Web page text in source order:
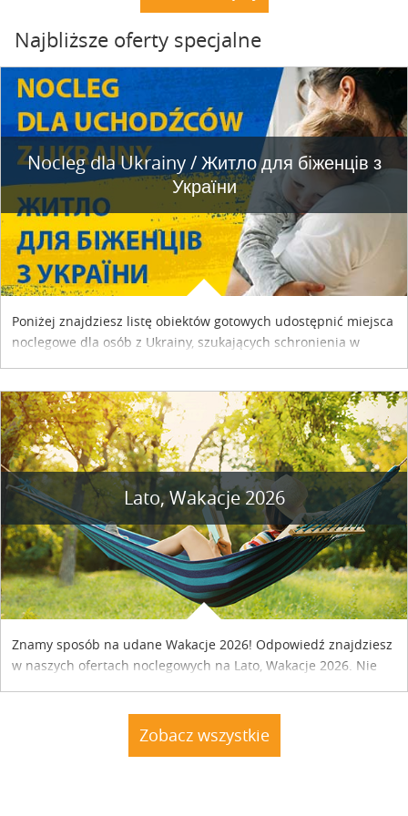
Najbliższe oferty specjalne
Nocleg dla Ukrainy / Житло для бiженцiв з
України
Poniżej znajdziesz listę obiektów gotowych udostępnić miejsca
noclegowe dla osób z Ukrainy, szukających schronienia w
Lato, Wakacje 2026
Znamy sposób na udane Wakacje 2026! Odpowiedź znajdziesz
w naszych ofertach noclegowych na Lato, Wakacje 2026. Nie
Zobacz wszystkie